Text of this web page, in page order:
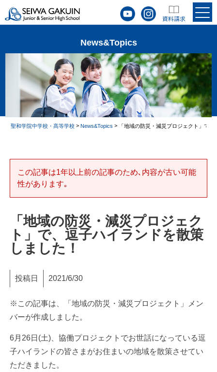
News&Topics
聖和学院中学校・髙等学校 >News&Topics > 「地域の防災・減災プロジェクト」で
この記事は1年以上前の記事のため､内容が古い可能
性があります｡
「地域の防災・減災プロジェク
ト」で、逗子ハイランドを散策
しました！
投稿日 2021/6/30
※この記事は、「地域の防災・減災プロジェクト」メン
バーが作成しました。
6月26日(土)、協働プロジェクトでお世話になっている逗
子ハイランドの皆さまがお住まいの地域を散策させてい
ただきました。